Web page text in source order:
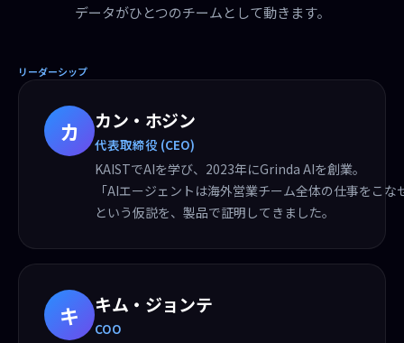
データがひとつのチームとして動きます。
リーダーシップ
カ カン・ホジン
代表取締役 (CEO)
KAISTでAIを学び、2023年にGrinda AIを創業。
「AIエージェントは海外営業チーム全体の仕事をこな
という仮説を、製品で証明してきました。
キ キム・ジョンテ
COO